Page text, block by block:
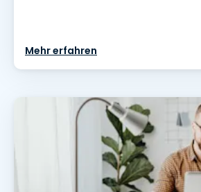
Mehr erfahren